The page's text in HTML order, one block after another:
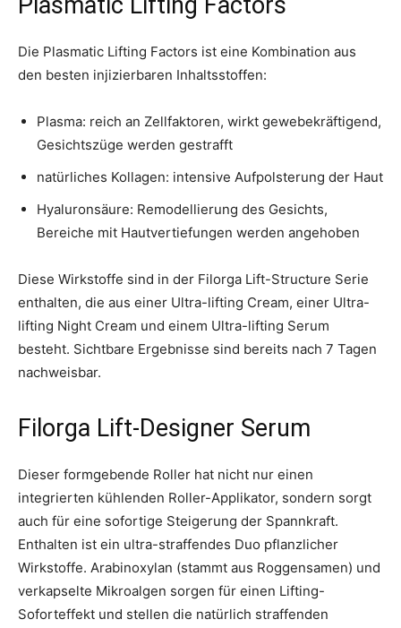
Die Plasmatic Lifting Factors ist eine Kombination aus
den besten injizierbaren Inhaltsstoffen:
Plasma: reich an Zellfaktoren, wirkt gewebekräftigend,
Gesichtszüge werden gestrafft
natürliches Kollagen: intensive Aufpolsterung der Haut
Hyaluronsäure: Remodellierung des Gesichts,
Bereiche mit Hautvertiefungen werden angehoben
Diese Wirkstoffe sind in der Filorga Lift-Structure Serie
enthalten, die aus einer Ultra-lifting Cream, einer Ultra-
lifting Night Cream und einem Ultra-lifting Serum
besteht. Sichtbare Ergebnisse sind bereits nach 7 Tagen
nachweisbar.
Filorga Lift-Designer Serum
Dieser formgebende Roller hat nicht nur einen
integrierten kühlenden Roller-Applikator, sondern sorgt
auch für eine sofortige Steigerung der Spannkraft.
Enthalten ist ein ultra-straffendes Duo pflanzlicher
Wirkstoffe. Arabinoxylan (stammt aus Roggensamen) und
verkapselte Mikroalgen sorgen für einen Lifting-
Soforteffekt und stellen die natürlich straffenden